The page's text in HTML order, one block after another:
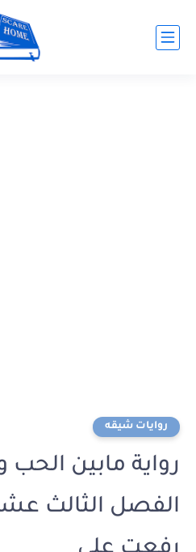
روايات شيقه
رواية مابين الحب